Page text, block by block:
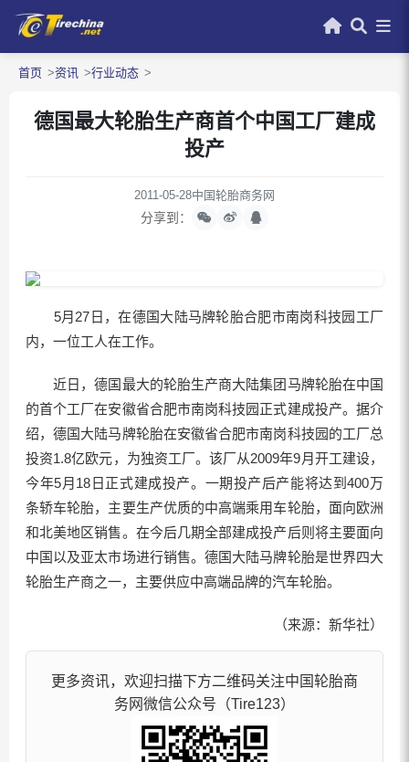
首页 资讯 行业动态
德国最大轮胎生产商首个中国工厂建成
投产
2011-05-28中国轮胎商务网
分享到：
5月27日，在德国大陆马牌轮胎合肥市南岗科技园工厂
内，一位工人在工作。
近日，德国最大的轮胎生产商大陆集团马牌轮胎在中国
的首个工厂在安徽省合肥市南岗科技园正式建成投产。据介
绍，德国大陆马牌轮胎在安徽省合肥市南岗科技园的工厂总
投资1.8亿欧元，为独资工厂。该厂从2009年9月开工建设，
今年5月18日正式建成投产。一期投产后产能将达到400万
条轿车轮胎，主要生产优质的中高端乘用车轮胎，面向欧洲
和北美地区销售。在今后几期全部建成投产后则将主要面向
中国以及亚太市场进行销售。德国大陆马牌轮胎是世界四大
轮胎生产商之一，主要供应中高端品牌的汽车轮胎。
（来源：新华社）
更多资讯，欢迎扫描下方二维码关注中国轮胎商
务网微信公众号（Tire123）